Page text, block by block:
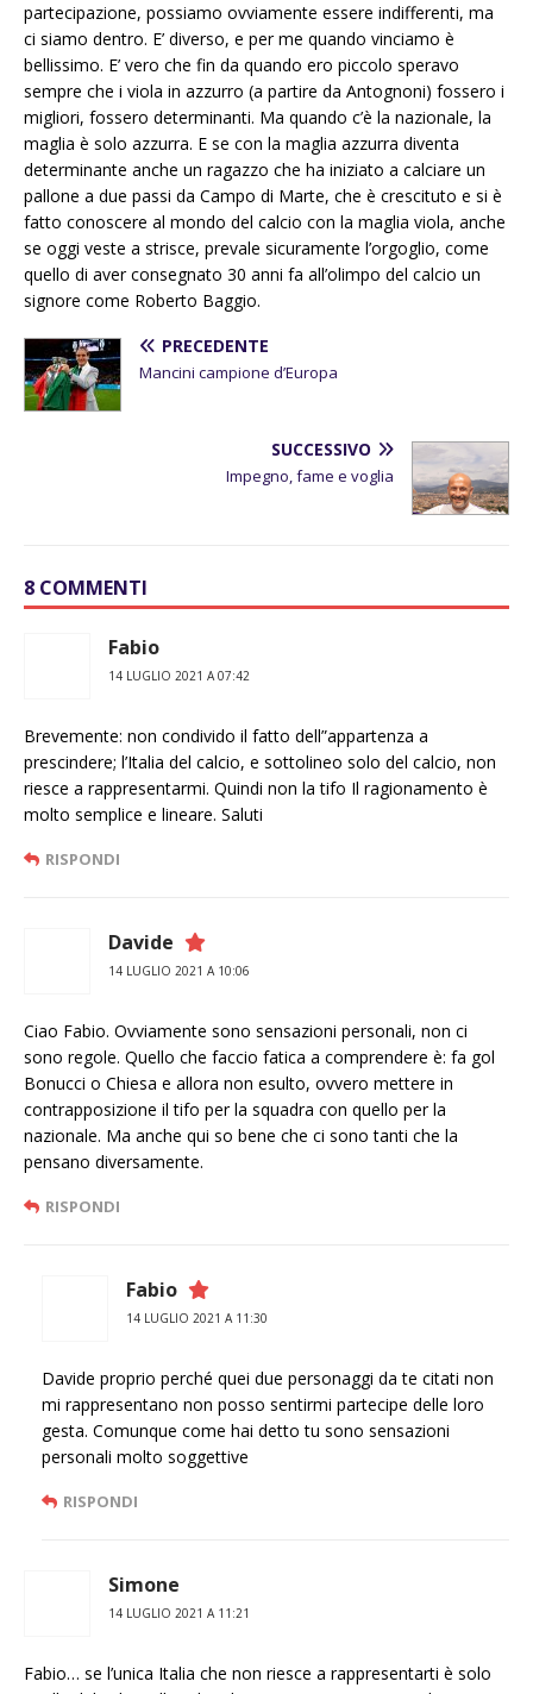
partecipazione, possiamo ovviamente essere indifferenti, ma
ci siamo dentro. E’ diverso, e per me quando vinciamo è
bellissimo. E’ vero che fin da quando ero piccolo speravo
sempre che i viola in azzurro (a partire da Antognoni) fossero i
migliori, fossero determinanti. Ma quando c’è la nazionale, la
maglia è solo azzurra. E se con la maglia azzurra diventa
determinante anche un ragazzo che ha iniziato a calciare un
pallone a due passi da Campo di Marte, che è crescituto e si è
fatto conoscere al mondo del calcio con la maglia viola, anche
se oggi veste a strisce, prevale sicuramente l’orgoglio, come
quello di aver consegnato 30 anni fa all’olimpo del calcio un
signore come Roberto Baggio.
PRECEDENTE
Mancini campione d’Europa
SUCCESSIVO
Impegno, fame e voglia
8 COMMENTI
Fabio
14 LUGLIO 2021 A 07:42
Brevemente: non condivido il fatto dell”appartenza a
prescindere; l’Italia del calcio, e sottolineo solo del calcio, non
riesce a rappresentarmi. Quindi non la tifo Il ragionamento è
molto semplice e lineare. Saluti
RISPONDI
Davide
14 LUGLIO 2021 A 10:06
Ciao Fabio. Ovviamente sono sensazioni personali, non ci
sono regole. Quello che faccio fatica a comprendere è: fa gol
Bonucci o Chiesa e allora non esulto, ovvero mettere in
contrapposizione il tifo per la squadra con quello per la
nazionale. Ma anche qui so bene che ci sono tanti che la
pensano diversamente.
RISPONDI
Fabio
14 LUGLIO 2021 A 11:30
Davide proprio perché quei due personaggi da te citati non
mi rappresentano non posso sentirmi partecipe delle loro
gesta. Comunque come hai detto tu sono sensazioni
personali molto soggettive
RISPONDI
Simone
14 LUGLIO 2021 A 11:21
Fabio… se l’unica Italia che non riesce a rappresentarti è solo